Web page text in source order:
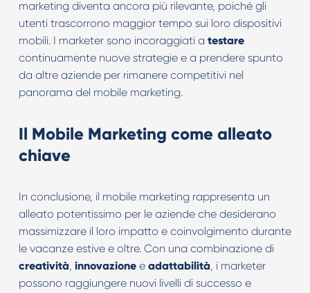
marketing diventa ancora più rilevante, poiché gli
utenti trascorrono maggior tempo sui loro dispositivi
mobili. I marketer sono incoraggiati a testare
continuamente nuove strategie e a prendere spunto
da altre aziende per rimanere competitivi nel
panorama del mobile marketing.
Il Mobile Marketing come alleato
chiave
In conclusione, il mobile marketing rappresenta un
alleato potentissimo per le aziende che desiderano
massimizzare il loro impatto e coinvolgimento durante
le vacanze estive e oltre. Con una combinazione di
creatività, innovazionee adattabilità, i marketer
possono raggiungere nuovi livelli di successo e